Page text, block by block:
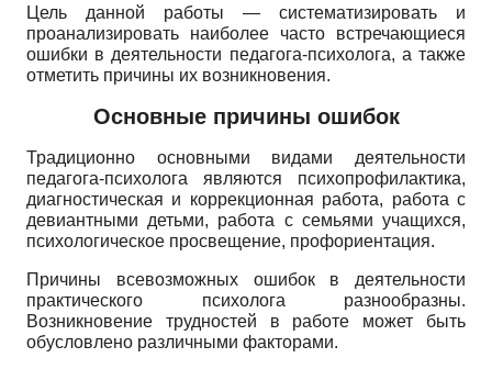
Цель данной работы — систематизировать и
проанализировать наиболее часто встречающиеся
ошибки в деятельности педагога-психолога, а также
отметить причины их возникновения.
Основные причины ошибок
Традиционно основными видами деятельности
педагога-психолога являются психопрофилактика,
диагностическая и коррекционная работа, работа с
девиантными детьми, работа с семьями учащихся,
психологическое просвещение, профориентация.
Причины всевозможных ошибок в деятельности
практического психолога разнообразны.
Возникновение трудностей в работе может быть
обусловлено различными факторами.